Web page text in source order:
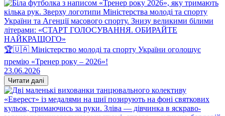
🏆🇺🇦 Міністерство молоді та спорту України оголошує
премію «Тренер року – 2026»!
23.06.2026
Читати далі